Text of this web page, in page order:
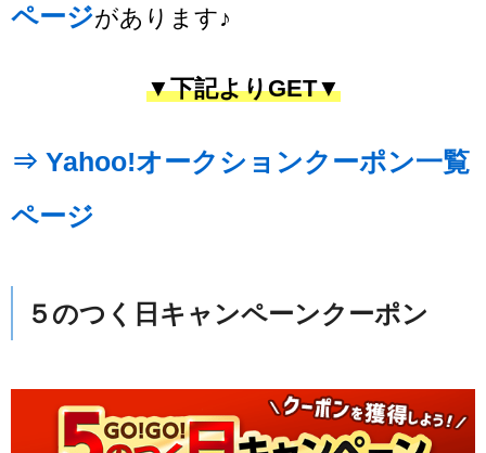
ページがあります♪
▼下記よりGET▼
⇒ Yahoo!オークションクーポン一覧
ページ
５のつく日キャンペーンクーポン